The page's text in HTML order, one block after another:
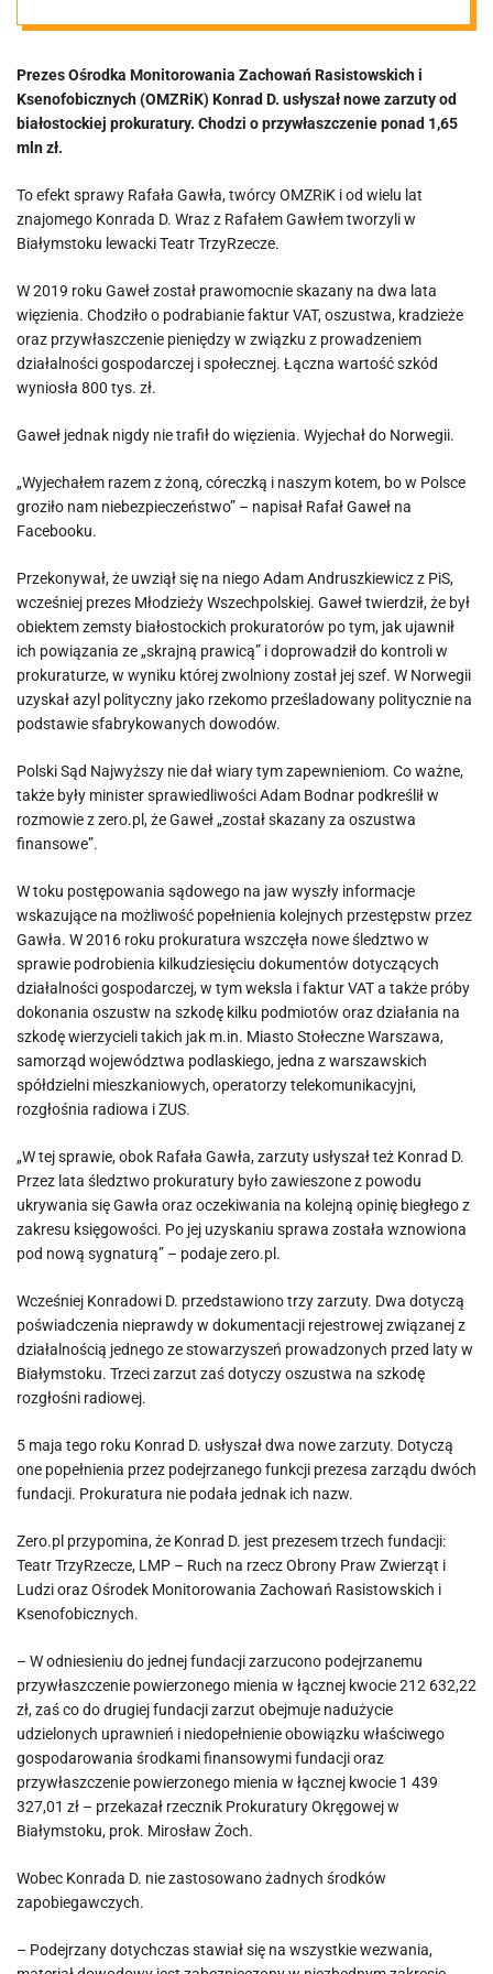
dla prezesa
OMZRiK
Konrada D.
Prezes Ośrodka Monitorowania Zachowań Rasistowskich i
Ksenofobicznych (OMZRiK) Konrad D. usłyszał nowe zarzuty od
białostockiej prokuratury. Chodzi o przywłaszczenie ponad 1,65
mln zł.
To efekt sprawy Rafała Gawła, twórcy OMZRiK i od wielu lat
znajomego Konrada D. Wraz z Rafałem Gawłem tworzyli w
Białymstoku lewacki Teatr TrzyRzecze.
W 2019 roku Gaweł został prawomocnie skazany na dwa lata
więzienia. Chodziło o podrabianie faktur VAT, oszustwa, kradzieże
oraz przywłaszczenie pieniędzy w związku z prowadzeniem
działalności gospodarczej i społecznej. Łączna wartość szkód
wyniosła 800 tys. zł.
Gaweł jednak nigdy nie trafił do więzienia. Wyjechał do Norwegii.
„Wyjechałem razem z żoną, córeczką i naszym kotem, bo w Polsce
groziło nam niebezpieczeństwo” – napisał Rafał Gaweł na
Facebooku.
Przekonywał, że uwziął się na niego Adam Andruszkiewicz z PiS,
wcześniej prezes Młodzieży Wszechpolskiej. Gaweł twierdził, że był
obiektem zemsty białostockich prokuratorów po tym, jak ujawnił
ich powiązania ze „skrajną prawicą” i doprowadził do kontroli w
prokuraturze, w wyniku której zwolniony został jej szef. W Norwegii
uzyskał azyl polityczny jako rzekomo prześladowany politycznie na
podstawie sfabrykowanych dowodów.
Polski Sąd Najwyższy nie dał wiary tym zapewnieniom. Co ważne,
także były minister sprawiedliwości Adam Bodnar podkreślił w
rozmowie z zero.pl, że Gaweł „został skazany za oszustwa
finansowe”.
W toku postępowania sądowego na jaw wyszły informacje
wskazujące na możliwość popełnienia kolejnych przestępstw przez
Gawła. W 2016 roku prokuratura wszczęła nowe śledztwo w
sprawie podrobienia kilkudziesięciu dokumentów dotyczących
działalności gospodarczej, w tym weksla i faktur VAT a także próby
dokonania oszustw na szkodę kilku podmiotów oraz działania na
szkodę wierzycieli takich jak m.in. Miasto Stołeczne Warszawa,
samorząd województwa podlaskiego, jedna z warszawskich
spółdzielni mieszkaniowych, operatorzy telekomunikacyjni,
rozgłośnia radiowa i ZUS.
„W tej sprawie, obok Rafała Gawła, zarzuty usłyszał też Konrad D.
Przez lata śledztwo prokuratury było zawieszone z powodu
ukrywania się Gawła oraz oczekiwania na kolejną opinię biegłego z
zakresu księgowości. Po jej uzyskaniu sprawa została wznowiona
pod nową sygnaturą” – podaje zero.pl.
Wcześniej Konradowi D. przedstawiono trzy zarzuty. Dwa dotyczą
poświadczenia nieprawdy w dokumentacji rejestrowej związanej z
działalnością jednego ze stowarzyszeń prowadzonych przed laty w
Białymstoku. Trzeci zarzut zaś dotyczy oszustwa na szkodę
rozgłośni radiowej.
5 maja tego roku Konrad D. usłyszał dwa nowe zarzuty. Dotyczą
one popełnienia przez podejrzanego funkcji prezesa zarządu dwóch
fundacji. Prokuratura nie podała jednak ich nazw.
Zero.pl przypomina, że Konrad D. jest prezesem trzech fundacji:
Teatr TrzyRzecze, LMP – Ruch na rzecz Obrony Praw Zwierząt i
Ludzi oraz Ośrodek Monitorowania Zachowań Rasistowskich i
Ksenofobicznych.
– W odniesieniu do jednej fundacji zarzucono podejrzanemu
przywłaszczenie powierzonego mienia w łącznej kwocie 212 632,22
zł, zaś co do drugiej fundacji zarzut obejmuje nadużycie
udzielonych uprawnień i niedopełnienie obowiązku właściwego
gospodarowania środkami finansowymi fundacji oraz
przywłaszczenie powierzonego mienia w łącznej kwocie 1 439
327,01 zł – przekazał rzecznik Prokuratury Okręgowej w
Białymstoku, prok. Mirosław Żoch.
Wobec Konrada D. nie zastosowano żadnych środków
zapobiegawczych.
– Podejrzany dotychczas stawiał się na wszystkie wezwania,